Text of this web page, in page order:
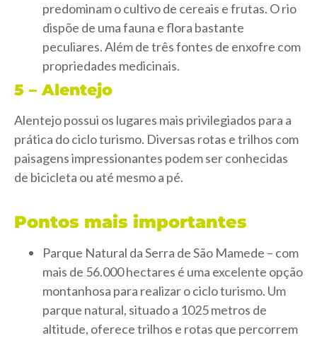
predominam o cultivo de cereais e frutas. O rio
dispõe de uma fauna e flora bastante
peculiares. Além de três fontes de enxofre com
propriedades medicinais.
5 – Alentejo
Alentejo possui os lugares mais privilegiados para a
prática do ciclo turismo. Diversas rotas e trilhos com
paisagens impressionantes podem ser conhecidas
de bicicleta ou até mesmo a pé.
Pontos mais importantes
Parque Natural da Serra de São Mamede – com
mais de 56.000 hectares é uma excelente opção
montanhosa para realizar o ciclo turismo. Um
parque natural, situado a 1025 metros de
altitude, oferece trilhos e rotas que percorrem